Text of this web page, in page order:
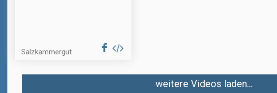
Salzkammergut
weitere Videos laden...